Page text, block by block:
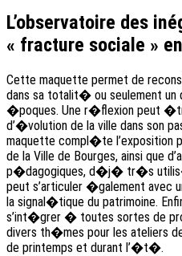
L’observatoire des
« fracture sociale » en
Cette maquette permet de
dans sa totalit� ou seulement
�poques. Une r�flexion peut
d’�volution de la ville dans son
maquette compl�te l’exposition
de la Ville de Bourges, ainsi que
p�dagogiques, d�j� tr�s
peut s’articuler �galement avec
la signal�tique du patrimoine.
s’int�grer � toutes sortes de
divers th�mes pour les ateliers
de printemps et durant l’�t�.